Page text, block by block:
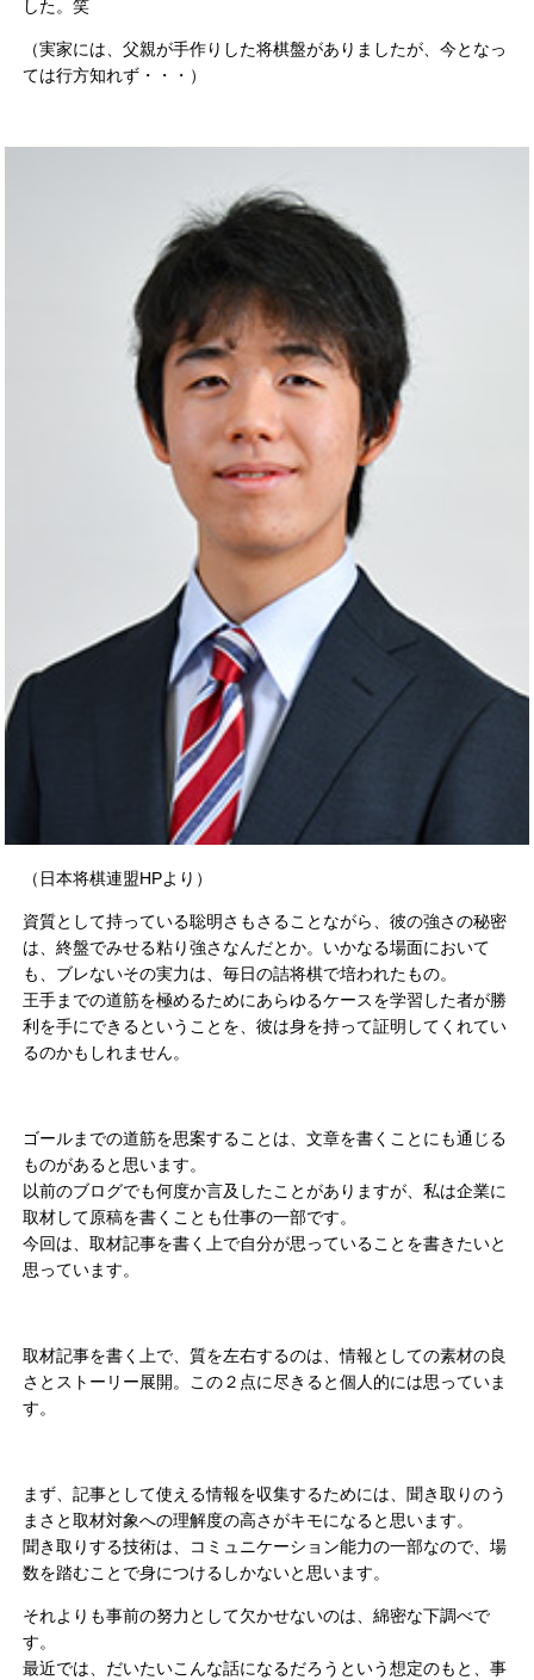
した。笑
（実家には、父親が手作りした将棋盤がありましたが、今となっ
ては行方知れず・・・）
（日本将棋連盟HPより）
資質として持っている聡明さもさることながら、彼の強さの秘密
は、終盤でみせる粘り強さなんだとか。いかなる場面において
も、ブレないその実力は、毎日の詰将棋で培われたもの。
王手までの道筋を極めるためにあらゆるケースを学習した者が勝
利を手にできるということを、彼は身を持って証明してくれてい
るのかもしれません。
ゴールまでの道筋を思案することは、文章を書くことにも通じる
ものがあると思います。
以前のブログでも何度か言及したことがありますが、私は企業に
取材して原稿を書くことも仕事の一部です。
今回は、取材記事を書く上で自分が思っていることを書きたいと
思っています。
取材記事を書く上で、質を左右するのは、情報としての素材の良
さとストーリー展開。この２点に尽きると個人的には思っていま
す。
まず、記事として使える情報を収集するためには、聞き取りのう
まさと取材対象への理解度の高さがキモになると思います。
聞き取りする技術は、コミュニケーション能力の一部なので、場
数を踏むことで身につけるしかないと思います。
それよりも事前の努力として欠かせないのは、綿密な下調べで
す。
最近では、だいたいこんな話になるだろうという想定のもと、事